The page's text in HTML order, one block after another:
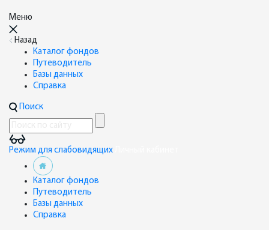
Меню
Назад
Каталог фондов
Путеводитель
Базы данных
Справка
Поиск
Режим для слабовидящих
Каталог фондов
Путеводитель
Базы данных
Справка